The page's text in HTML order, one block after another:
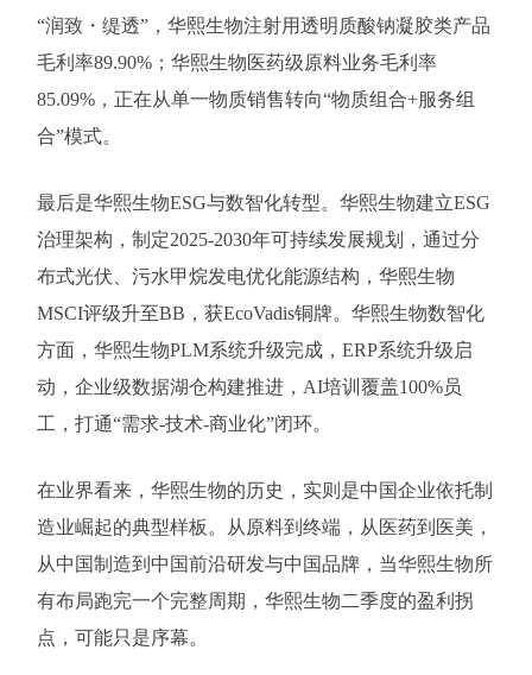
“润致・缇透”，华熙生物注射用透明质酸钠凝胶类产品
毛利率89.90%；华熙生物医药级原料业务毛利率
85.09%，正在从单一物质销售转向“物质组合+服务组
合”模式。
最后是华熙生物ESG与数智化转型。华熙生物建立ESG
治理架构，制定2025-2030年可持续发展规划，通过分
布式光伏、污水甲烷发电优化能源结构，华熙生物
MSCI评级升至BB，获EcoVadis铜牌。华熙生物数智化
方面，华熙生物PLM系统升级完成，ERP系统升级启
动，企业级数据湖仓构建推进，AI培训覆盖100%员
工，打通“需求-技术-商业化”闭环。
在业界看来，华熙生物的历史，实则是中国企业依托制
造业崛起的典型样板。从原料到终端，从医药到医美，
从中国制造到中国前沿研发与中国品牌，当华熙生物所
有布局跑完一个完整周期，华熙生物二季度的盈利拐
点，可能只是序幕。